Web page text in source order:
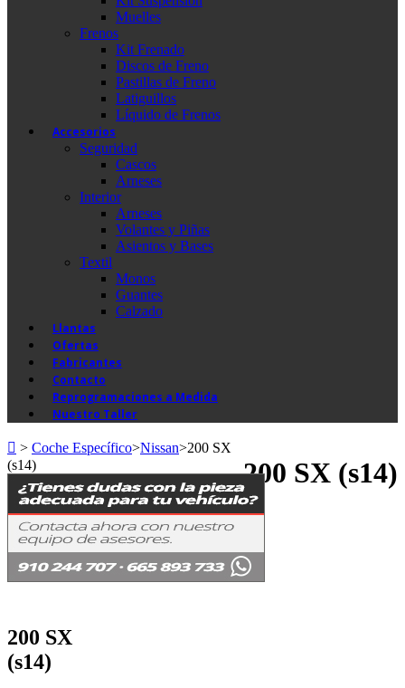
Muelles
Frenos
Kit Frenado
Discos de Freno
Pastillas de Freno
Latiguillos
Líquido de Frenos
Accesorios
Seguridad
Cascos
Arneses
Interior
Arneses
Volantes y Piñas
Asientos y Bases
Textil
Monos
Guantes
Calzado
Llantas
Ofertas
Fabricantes
Contacto
Reprogramaciones a Medida
Nuestro Taller
200 SX (s14)
> Coche Específico>Nissan>200 SX
(s14)
200 SX
(s14)